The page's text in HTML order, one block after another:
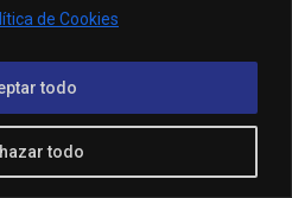
de Cookies
todo
todo